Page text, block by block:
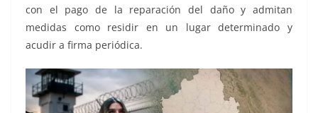
con el pago de la reparación del daño y admitan
medidas como residir en un lugar determinado y
acudir a firma periódica.